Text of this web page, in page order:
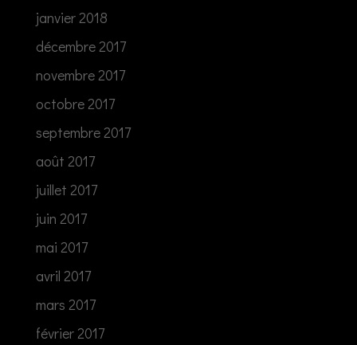
janvier 2018
décembre 2017
novembre 2017
octobre 2017
septembre 2017
août 2017
juillet 2017
juin 2017
mai 2017
avril 2017
mars 2017
février 2017